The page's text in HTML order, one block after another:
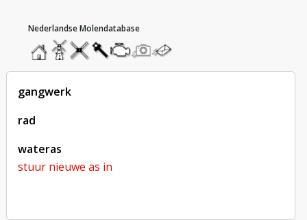
homemolendatabase
roedendatabase
assendatabase
motorendatabase
stuur
een
foto
stuur
een
bericht
gangwerk
rad
wateras
stuur nieuwe as in